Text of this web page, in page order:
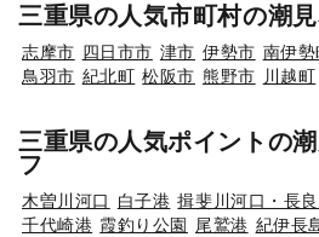
三重県の人気市町村の潮
志摩市 四日市市 津市 伊勢市 南伊勢
鳥羽市 紀北町 松阪市 熊野市 川越町
三重県の人気ポイントの
フ
木曽川河口 白子港 揖斐川河口・長
千代崎港 霞釣り公園 尾鷲港 紀伊長